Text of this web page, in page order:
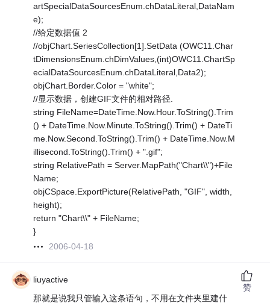
artSpecialDataSourcesEnum.chDataLiteral,DataNam
e);
//给定数据值 2
//objChart.SeriesCollection[1].SetData (OWC11.Char
tDimensionsEnum.chDimValues,(int)OWC11.ChartSp
ecialDataSourcesEnum.chDataLiteral,Data2);
objChart.Border.Color = "white";
//显示数据，创建GIF文件的相对路径.
string FileName=DateTime.Now.Hour.ToString().Trim
() + DateTime.Now.Minute.ToString().Trim() + DateTi
me.Now.Second.ToString().Trim() + DateTime.Now.M
illisecond.ToString().Trim() + ".gif";
string RelativePath = Server.MapPath("Chart\\")+File
Name;
objCSpace.ExportPicture(RelativePath, "GIF", width,
height);
return "Chart\\" + FileName;
}
2006-04-18
liuyactive
那就是说我只管输入这条语句，不用在文件夹里建什
赞